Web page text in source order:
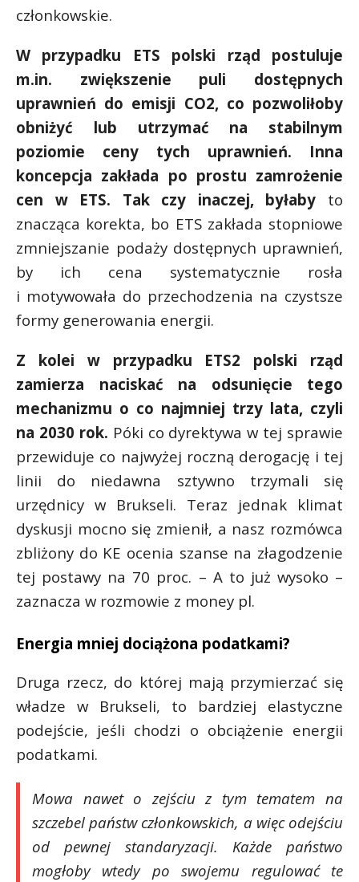
członkowskie.
W przypadku ETS polski rząd postuluje
m.in. zwiększenie puli dostępnych
uprawnień do emisji CO2, co pozwoliłoby
obniżyć lub utrzymać na stabilnym
poziomie ceny tych uprawnień. Inna
koncepcja zakłada po prostu zamrożenie
cen w ETS. Tak czy inaczej, byłaby to
znacząca korekta, bo ETS zakłada stopniowe
zmniejszanie podaży dostępnych uprawnień,
by ich cena systematycznie rosła
i motywowała do przechodzenia na czystsze
formy generowania energii.
Z kolei w przypadku ETS2 polski rząd
zamierza naciskać na odsunięcie tego
mechanizmu o co najmniej trzy lata, czyli
na 2030 rok. Póki co dyrektywa w tej sprawie
przewiduje co najwyżej roczną derogację i tej
linii do niedawna sztywno trzymali się
urzędnicy w Brukseli. Teraz jednak klimat
dyskusji mocno się zmienił, a nasz rozmówca
zbliżony do KE ocenia szanse na złagodzenie
tej postawy na 70 proc. – A to już wysoko –
zaznacza w rozmowie z money pl.
Energia mniej dociążona podatkami?
Druga rzecz, do której mają przymierzać się
władze w Brukseli, to bardziej elastyczne
podejście, jeśli chodzi o obciążenie energii
podatkami.
Mowa nawet o zejściu z tym tematem na
szczebel państw członkowskich, a więc odejściu
od pewnej standaryzacji. Każde państwo
mogłoby wtedy po swojemu regulować te